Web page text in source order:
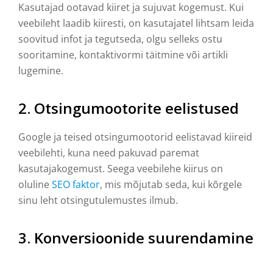
Kasutajad ootavad kiiret ja sujuvat kogemust. Kui
veebileht laadib kiiresti, on kasutajatel lihtsam leida
soovitud infot ja tegutseda, olgu selleks ostu
sooritamine, kontaktivormi täitmine või artikli
lugemine.
2. Otsingumootorite eelistused
Google ja teised otsingumootorid eelistavad kiireid
veebilehti, kuna need pakuvad paremat
kasutajakogemust. Seega veebilehe kiirus on
olulineSEO faktor, mis mõjutab seda, kui kõrgele
sinu leht otsingutulemustes ilmub.
3. Konversioonide suurendamine